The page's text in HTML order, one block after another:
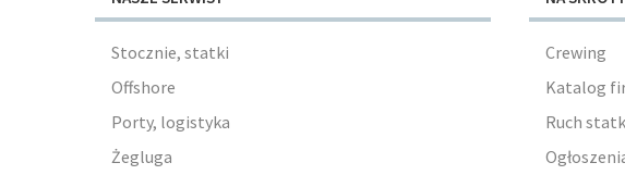
Stocznie, statki
Offshore
Porty, logistyka
Żegluga
Crewing
Katalog
Ruch